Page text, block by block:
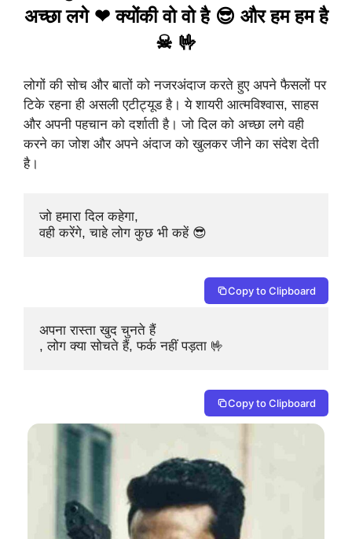
अच्छा लगे ❤ क्योंकी वो वो है 😎 और हम हम है
☠ 🤟
लोगों की सोच और बातों को नजरअंदाज करते हुए अपने फैसलों पर
टिके रहना ही असली एटीट्यूड है। ये शायरी आत्मविश्वास, साहस
और अपनी पहचान को दर्शाती है। जो दिल को अच्छा लगे वही
करने का जोश और अपने अंदाज को खुलकर जीने का संदेश देती
है।
जो हमारा दिल कहेगा,
वही करेंगे, चाहे लोग कुछ भी कहें 😎
Copy to Clipboard
अपना रास्ता खुद चुनते हैं
, लोग क्या सोचते हैं, फर्क नहीं पड़ता 🤟
Copy to Clipboard